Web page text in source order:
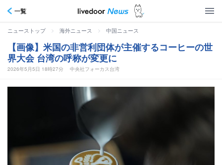
一覧
ニューストップ > 海外ニュース > 中国ニュース
【画像】米国の非営利団体が主催するコーヒーの世
界大会 台湾の呼称が変更に
2026年5月5日 18時27分 中央社フォーカス台湾